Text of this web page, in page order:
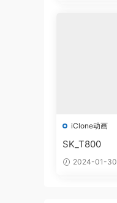
iClone动画
SK_T800
2024-01-30